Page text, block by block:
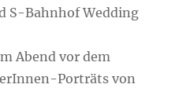
S-Bahnhof Wedding
Abend vor dem
Porträts von